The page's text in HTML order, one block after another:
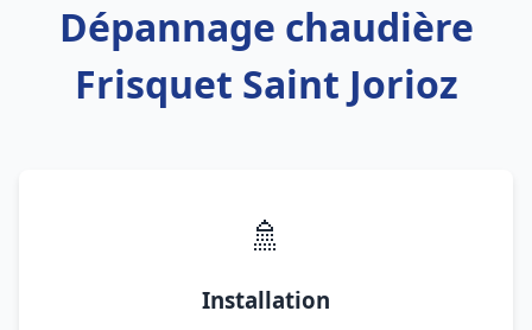
Dépannage chaudière
Frisquet Saint Jorioz
🚿
Installation